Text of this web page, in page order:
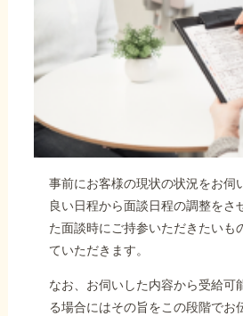
事前にお客様の現状の状況をお伺
良い日程から面談日程の調整をさ
た面談時にご持参いただきたいも
ていただきます。
なお、お伺いした内容から受給可
る場合にはその旨をこの段階でお